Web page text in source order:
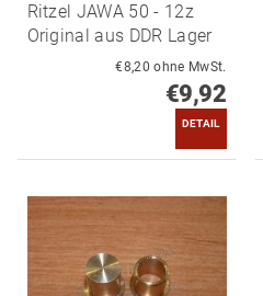
Ritzel JAWA 50 - 12z
Original aus DDR Lager
€8,20 ohne MwSt.
€9,92
DETAIL